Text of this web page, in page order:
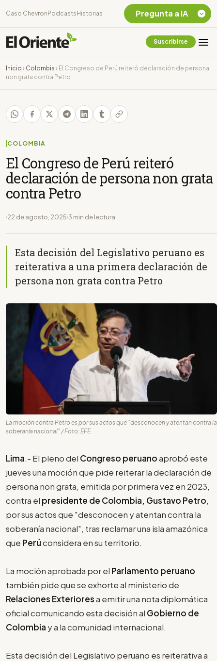
Caso Chevron Podcasts Historias
Suscribirse
Inicio › Colombia › El Congreso de Perú reiteró declaración de persona
non grata contra Petro
COLOMBIA
El Congreso de Perú reiteró
declaración de persona non grata
contra Petro
22 de agosto, 2025 3 min de lectura
Esta decisión del Legislativo peruano es
reiterativa a una primera declaración de
persona non grata contra Petro
La moción contra Petro es por sus actos que "desconocen y atentan contra la
soberanía nacional" / Foto: EFE
Lima.- El pleno del Congreso peruanoaprobó este
jueves una moción que pide reiterar la declaración de
persona non grata, emitida por primera vez en 2023,
contra el presidente de Colombia, Gustavo Petro,
por sus actos que "desconocen y atentan contra la
soberanía nacional", tras reclamar una isla amazónica
que Perúconsidera en su territorio.
La moción aprobada por el Parlamento peruano
también pide que se exhorte al ministerio de
Relaciones Exterioresa emitir una nota diplomática
oficial comunicando esta decisión al Gobierno de
Colombia y a la comunidad internacional.
Esta decisión del Legislativo peruano es reiterativa a
Pregunta a IA
Chevron Ecuador